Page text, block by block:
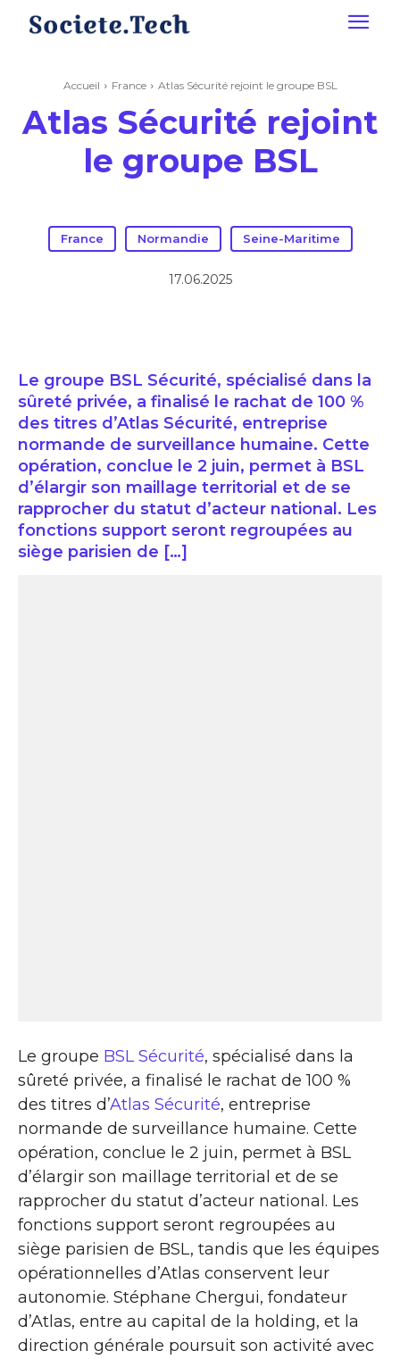
Accueil France Atlas Sécurité rejoint le groupe BSL
Atlas Sécurité rejoint
le groupe BSL
France Normandie Seine-Maritime
17.06.2025
Le groupe BSL Sécurité, spécialisé dans la
sûreté privée, a finalisé le rachat de 100 %
des titres d’Atlas Sécurité, entreprise
normande de surveillance humaine. Cette
opération, conclue le 2 juin, permet à BSL
d’élargir son maillage territorial et de se
rapprocher du statut d’acteur national. Les
fonctions support seront regroupées au
siège parisien de […]
Le groupe BSL Sécurité, spécialisé dans la
sûreté privée, a finalisé le rachat de 100 %
des titres d’Atlas Sécurité, entreprise
normande de surveillance humaine. Cette
opération, conclue le 2 juin, permet à BSL
d’élargir son maillage territorial et de se
rapprocher du statut d’acteur national. Les
fonctions support seront regroupées au
siège parisien de BSL, tandis que les équipes
opérationnelles d’Atlas conservent leur
autonomie. Stéphane Chergui, fondateur
d’Atlas, entre au capital de la holding, et la
direction générale poursuit son activité avec